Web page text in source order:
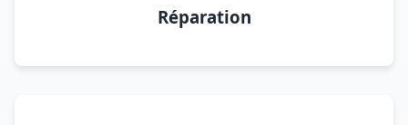
Réparation